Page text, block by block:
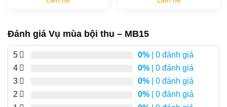
Đánh giá Vụ mùa bội thu – MB15
5 0% | 0 đánh giá
4
0% | 0 đánh giá
3
0% | 0 đánh giá
2
0% | 0 đánh giá